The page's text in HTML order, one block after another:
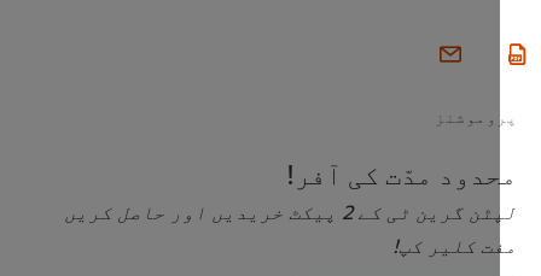
مدّت کی آفر!
لپٹن گرین ٹی کے 2 پیکٹ خریدیں اور حاصل کریں
کلیر کپ!